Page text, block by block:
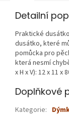
Detailní
Praktické
dusátko, které
pomůcka pro
která nesmí
x H x V): 12 x 11 x
Doplňkové
Kategorie: